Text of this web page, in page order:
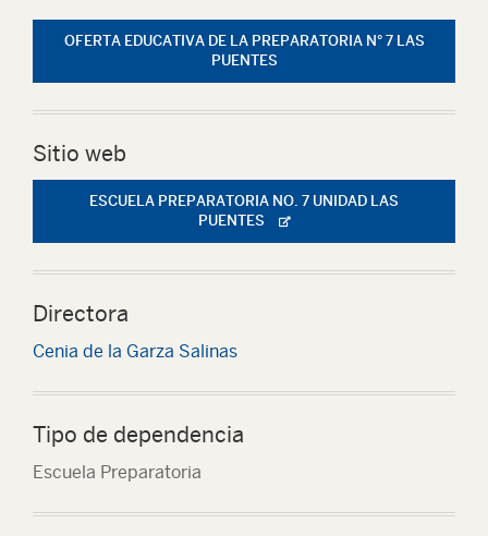
OFERTA EDUCATIVA DE LA PREPARATORIA N° 7 LAS
PUENTES
Sitio web
ESCUELA PREPARATORIA NO. 7 UNIDAD LAS
PUENTES
Directora
Cenia de la Garza Salinas
Tipo de dependencia
Escuela Preparatoria